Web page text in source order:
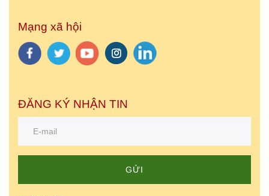
Mạng xã hội
ĐĂNG KÝ NHẬN TIN
GỬI